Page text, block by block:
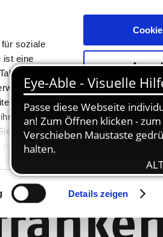
soziale
ist eine
oder
Unsere
können
Details zeigen
Nur